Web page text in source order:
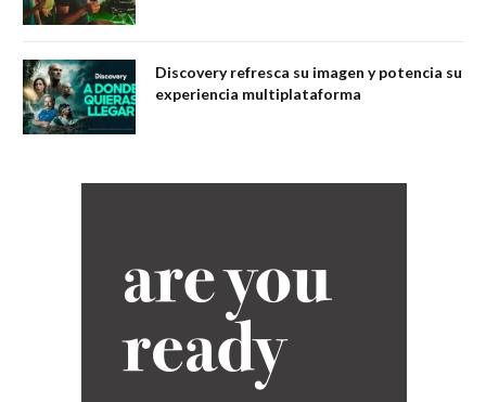
Discovery refresca su imagen y potencia su
experiencia multiplataforma